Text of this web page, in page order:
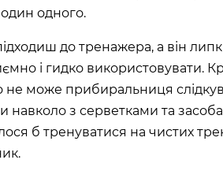
одного.
до тренажера, а він
і гидко використовувати.
не може прибиральниця
навколо з серветками та
б тренуватися на чистих